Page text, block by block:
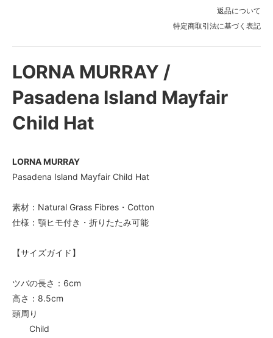
返品について
特定商取引法に基づく表記
LORNA MURRAY /
Pasadena Island Mayfair
Child Hat
LORNA MURRAY
Pasadena Island Mayfair Child Hat
素材：Natural Grass Fibres・Cotton
仕様：顎ヒモ付き・折りたたみ可能
【サイズガイド】
ツバの長さ：6cm
高さ：8.5cm
頭周り
Child